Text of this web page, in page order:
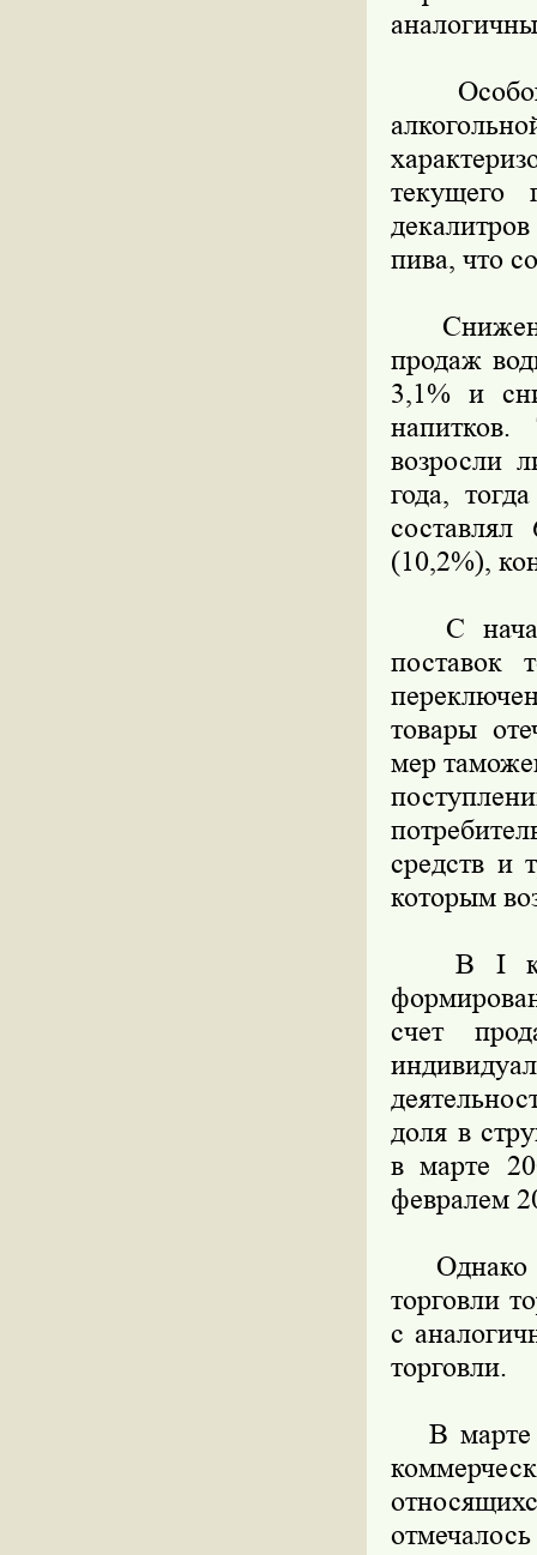
Особого
текущего
пива, что
продаж
3,1% и
возросли
года,
(10,2%),
С
поставок
товары
мер
средств и
которым
В I
счет
доля в
в марте
февралем
Однако
торговли
с
торговли.
В марте